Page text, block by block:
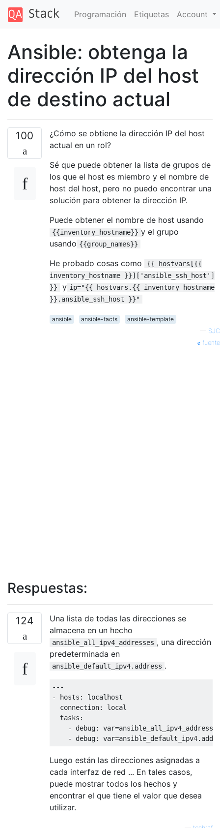
Programación Etiquetas Account
Ansible: obtenga la
dirección IP del host
de destino actual
100
¿Cómo se obtiene la dirección IP del host
actual en un rol?
Sé que puede obtener la lista de grupos de
los que el host es miembro y el nombre de
host del host, pero no puedo encontrar una
solución para obtener la dirección IP.
Puede obtener el nombre de host usando
{{inventory_hostname}} y el grupo
usando {{group_names}}
He probado cosas como
{{ hostvars[{{
inventory_hostname }}]['ansible_ssh_host']
}}
y ip="{{ hostvars.{{ inventory_hostname
}}.ansible_ssh_host }}"
ansible ansible-facts
ansible-template
— SJC
fuente
Respuestas:
124
Una lista de todas las direcciones se
almacena en un hecho
ansible_all_ipv4_addresses , una dirección
predeterminada en
ansible_default_ipv4.address .
---
- hosts: localhost
  connection: local
  tasks:
- debug:
Luego están las direcciones asignadas a
cada interfaz de red ... En tales casos,
puede mostrar todos los hechos y
encontrar el que tiene el valor que desea
utilizar.